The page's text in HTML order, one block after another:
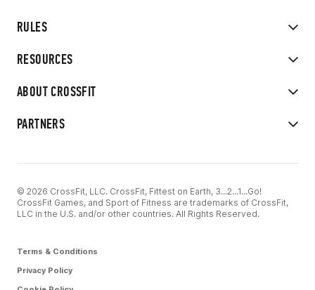
RULES
RESOURCES
ABOUT CROSSFIT
PARTNERS
© 2026 CrossFit, LLC. CrossFit, Fittest on Earth, 3...2...1...Go!
CrossFit Games, and Sport of Fitness are trademarks of CrossFit,
LLC in the U.S. and/or other countries. All Rights Reserved.
Terms & Conditions
Privacy Policy